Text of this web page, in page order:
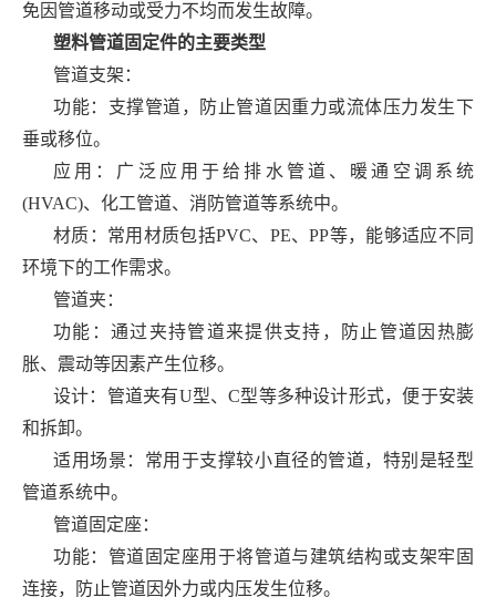
免因管道移动或受力不均而发生故障。
塑料管道固定件的主要类型
管道支架：
功能：支撑管道，防止管道因重力或流体压力发生下
垂或移位。
应用：广泛应用于给排水管道、暖通空调系统
(HVAC)、化工管道、消防管道等系统中。
材质：常用材质包括PVC、PE、PP等，能够适应不同
环境下的工作需求。
管道夹：
功能：通过夹持管道来提供支持，防止管道因热膨
胀、震动等因素产生位移。
设计：管道夹有U型、C型等多种设计形式，便于安装
和拆卸。
适用场景：常用于支撑较小直径的管道，特别是轻型
管道系统中。
管道固定座：
功能：管道固定座用于将管道与建筑结构或支架牢固
连接，防止管道因外力或内压发生位移。